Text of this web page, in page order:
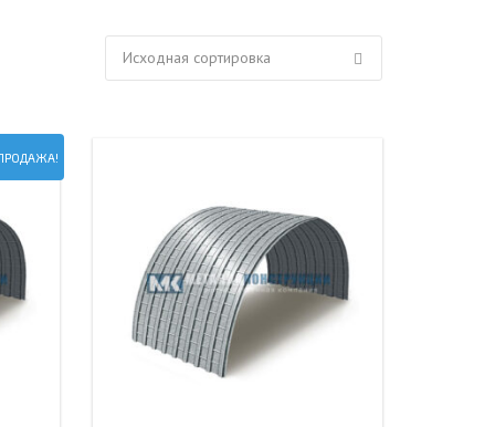
АНГАРОВ
АНГАРОВ
С44
НС57
Н60
Н75
Н114
ЛЕСТНИЦЫ
КОНСТРУКЦИЙ